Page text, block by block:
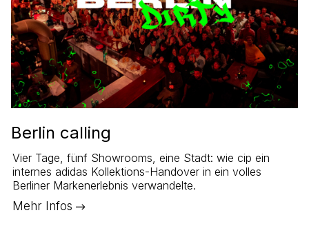
Berlin calling
Vier Tage, fünf Showrooms, eine Stadt: wie cip ein
internes adidas Kollektions-Handover in ein volles
Berliner Markenerlebnis verwandelte.
Mehr Infos